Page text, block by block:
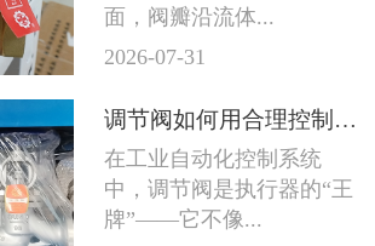
面，阀瓣沿流体...
2026-07-31
调节阀如何用合理控制征服苛刻工况
在工业自动化控制系统
中，调节阀是执行器的“王
牌”——它不像...